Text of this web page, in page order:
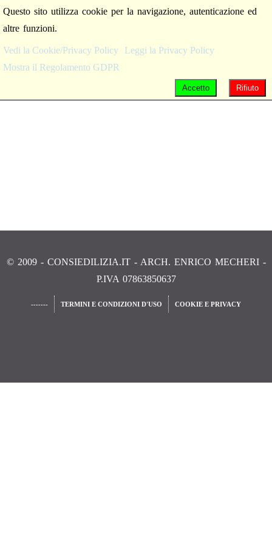
© 2009 - CONSIEDILIZIA.IT - ARCH. ENRICO MECHERI -
P.IVA 07863850637
------- TERMINI E CONDIZIONI D'USO COOKIE E PRIVACY
Questo sito utilizza cookie per la navigazione, autenticazione ed
altre funzioni.
Vedi la Cookie/Privacy Policy
Leggi la Privacy Policy
Mostra il Regolamento GDPR
Rifiuto
Accetto